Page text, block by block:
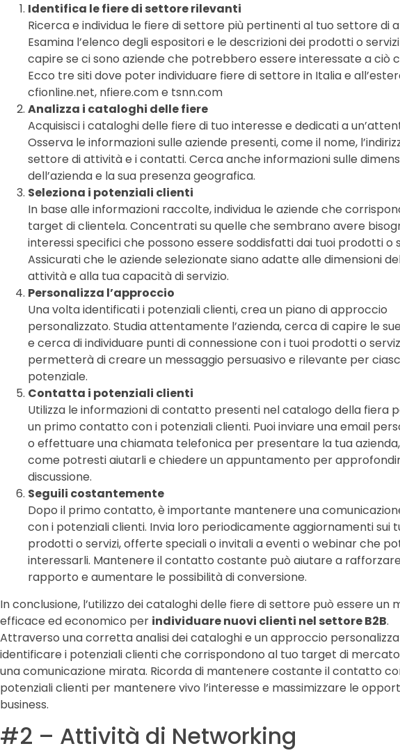
Identifica le fiere di settore rilevanti
Ricerca e individua le fiere di settore più pertinenti al tuo settore di
Esamina l’elenco degli espositori e le descrizioni dei prodotti o
capire se ci sono aziende che potrebbero essere interessate a ciò
Ecco tre siti dove poter individuare fiere di settore in Italia e
cfionline.net, nfiere.com e tsnn.com
Analizza i cataloghi delle fiere
Acquisisci i cataloghi delle fiere di tuo interesse e dedicati a
Osserva le informazioni sulle aziende presenti, come il nome,
settore di attività e i contatti. Cerca anche informazioni sulle
dell’azienda e la sua presenza geografica.
Seleziona i potenziali clienti
In base alle informazioni raccolte, individua le aziende che
target di clientela. Concentrati su quelle che sembrano avere
interessi specifici che possono essere soddisfatti dai tuoi prodotti o
Assicurati che le aziende selezionate siano adatte alle dimensioni
attività e alla tua capacità di servizio.
Personalizza l’approccio
Una volta identificati i potenziali clienti, crea un piano di approccio
personalizzato. Studia attentamente l’azienda, cerca di capire le
e cerca di individuare punti di connessione con i tuoi prodotti o
permetterà di creare un messaggio persuasivo e rilevante per
potenziale.
Contatta i potenziali clienti
Utilizza le informazioni di contatto presenti nel catalogo della fiera
un primo contatto con i potenziali clienti. Puoi inviare una email
o effettuare una chiamata telefonica per presentare la tua
come potresti aiutarli e chiedere un appuntamento per
discussione.
Seguili costantemente
Dopo il primo contatto, è importante mantenere una
con i potenziali clienti. Invia loro periodicamente aggiornamenti sui
prodotti o servizi, offerte speciali o invitali a eventi o webinar che
interessarli. Mantenere il contatto costante può aiutare a
rapporto e aumentare le possibilità di conversione.
In conclusione, l’utilizzo dei cataloghi delle fiere di settore può essere un
efficace ed economico per individuare nuovi clienti nel settore B2B.
Attraverso una corretta analisi dei cataloghi e un approccio
identificare i potenziali clienti che corrispondono al tuo target di
una comunicazione mirata. Ricorda di mantenere costante il contatto
potenziali clienti per mantenere vivo l’interesse e massimizzare le
business.
#2 – Attività di Networking